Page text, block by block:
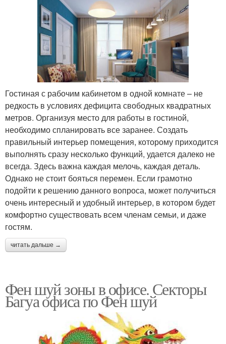
Гостиная с рабочим кабинетом в одной комнате – не
редкость в условиях дефицита свободных квадратных
метров. Организуя место для работы в гостиной,
необходимо спланировать все заранее. Создать
правильный интерьер помещения, которому приходится
выполнять сразу несколько функций, удается далеко не
всегда. Здесь важна каждая мелочь, каждая деталь.
Однако не стоит бояться перемен. Если грамотно
подойти к решению данного вопроса, может получиться
очень интересный и удобный интерьер, в котором будет
комфортно существовать всем членам семьи, и даже
гостям.
читать дальше →
Фен шуй зоны в офисе. Секторы
Багуа офиса по Фен шуй